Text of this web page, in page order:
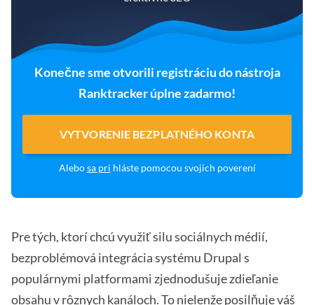
Konečne sme otvorili registráciu do nástroja
Ranktracker úplne zadarmo!
VYTVORENIE BEZPLATNÉHO KONTA
Alebosa pri hláste pomocou svojich poverení
Pre tých, ktorí chcú využiť silu sociálnych médií,
bezproblémová integrácia systému Drupal s
populárnymi platformami zjednodušuje zdieľanie
obsahu v rôznych kanáloch. To nielenže posilňuje váš